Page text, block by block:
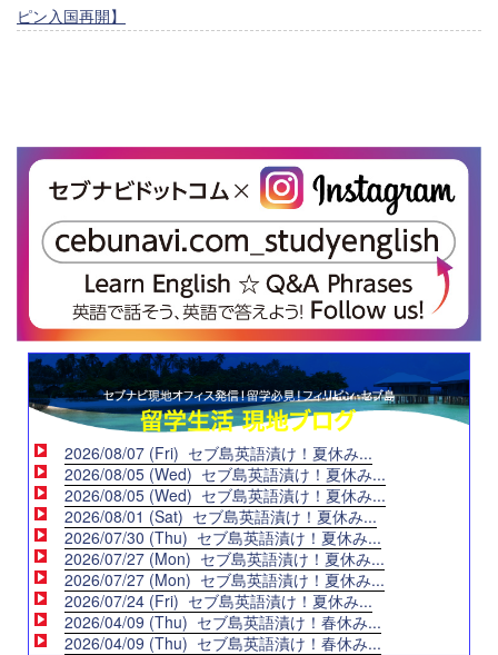
ピン入国再開】
2026/08/07 (Fri) セブ島英語漬け！夏休み...
2026/08/05 (Wed) セブ島英語漬け！夏休み...
2026/08/05 (Wed) セブ島英語漬け！夏休み...
2026/08/01 (Sat) セブ島英語漬け！夏休み...
2026/07/30 (Thu) セブ島英語漬け！夏休み...
2026/07/27 (Mon) セブ島英語漬け！夏休み...
2026/07/27 (Mon) セブ島英語漬け！夏休み...
2026/07/24 (Fri) セブ島英語漬け！夏休み...
2026/04/09 (Thu) セブ島英語漬け！春休み...
2026/04/09 (Thu) セブ島英語漬け！春休み...